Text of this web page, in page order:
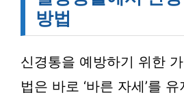
방법
신경통을 예방하기 위한
법은 바로 ‘바른 자세’를